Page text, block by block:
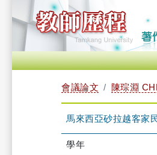
會議論文 陳琮淵
馬來西亞砂拉越客家
學年